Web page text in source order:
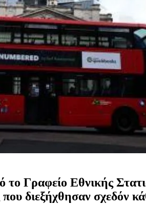
το Γραφείο Εθνικής
που διεξήχθησαν σχεδόν